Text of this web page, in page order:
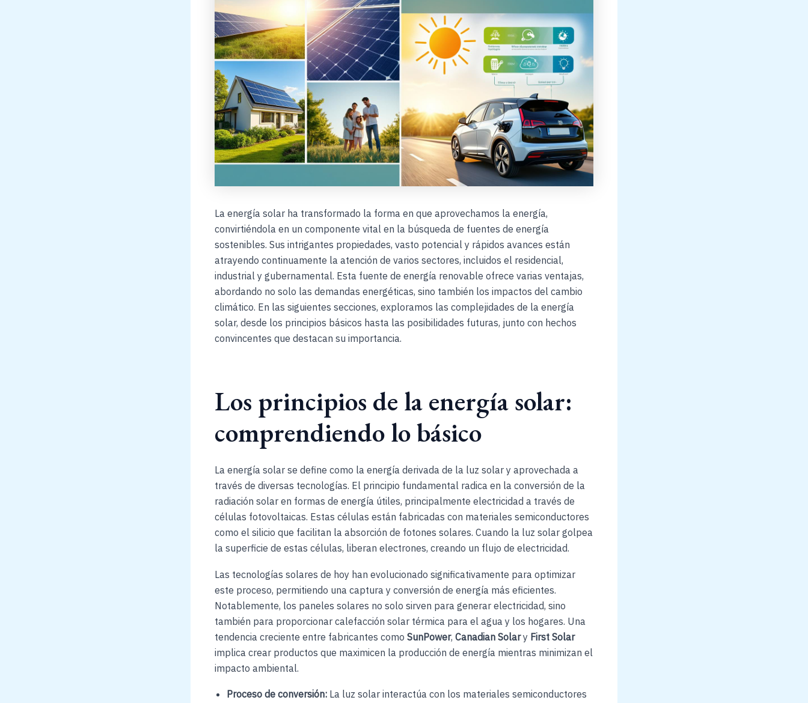
La energía solar ha transformado la forma en que aprovechamos la energía,
convirtiéndola en un componente vital en la búsqueda de fuentes de energía
sostenibles. Sus intrigantes propiedades, vasto potencial y rápidos avances están
atrayendo continuamente la atención de varios sectores, incluidos el residencial,
industrial y gubernamental. Esta fuente de energía renovable ofrece varias ventajas,
abordando no solo las demandas energéticas, sino también los impactos del cambio
climático. En las siguientes secciones, exploramos las complejidades de la energía
solar, desde los principios básicos hasta las posibilidades futuras, junto con hechos
convincentes que destacan su importancia.
Los principios de la energía solar:
comprendiendo lo básico
La energía solar se define como la energía derivada de la luz solar y aprovechada a
través de diversas tecnologías. El principio fundamental radica en la conversión de la
radiación solar en formas de energía útiles, principalmente electricidad a través de
células fotovoltaicas. Estas células están fabricadas con materiales semiconductores
como el silicio que facilitan la absorción de fotones solares. Cuando la luz solar golpea
la superficie de estas células, liberan electrones, creando un flujo de electricidad.
Las tecnologías solares de hoy han evolucionado significativamente para optimizar
este proceso, permitiendo una captura y conversión de energía más eficientes.
Notablemente, los paneles solares no solo sirven para generar electricidad, sino
también para proporcionar calefacción solar térmica para el agua y los hogares. Una
tendencia creciente entre fabricantes como SunPower, Canadian Solary First Solar
implica crear productos que maximicen la producción de energía mientras minimizan el
impacto ambiental.
Proceso de conversión: La luz solar interactúa con los materiales semiconductores